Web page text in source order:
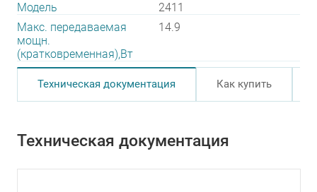
Модель
2411
Макс. передаваемая
мощн.
(кратковременная),Вт
14.9
Техническая документация Как купить
Техническая документация